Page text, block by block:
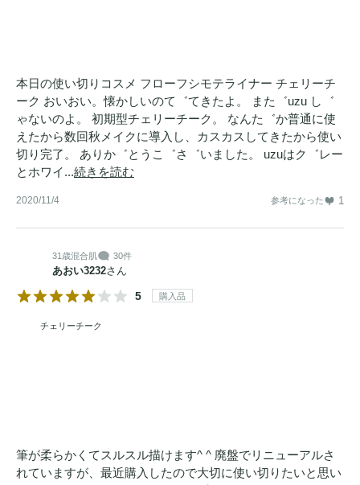
本日の使い切りコスメ フローフシモテライナー チェリーチ
ーク おいおい。懐かしいのて゛てきたよ。 また゛uzu し゛
ゃないのよ。 初期型チェリーチーク。 なんた゛か普通に使
えたから数回秋メイクに導入し、カスカスしてきたから使い
切り完了。 ありか゛とうこ゛さ゛いました。 uzuはク゛レー
とホワイ...続きを読む
2020/11/4 参考になった 1
31歳混合肌 30件
あおい3232さん
5 購入品
チェリーチーク
筆が柔らかくてスルスル描けます^ ^ 廃盤でリニューアルさ
れていますが、最近購入したので大切に使い切りたいと思い